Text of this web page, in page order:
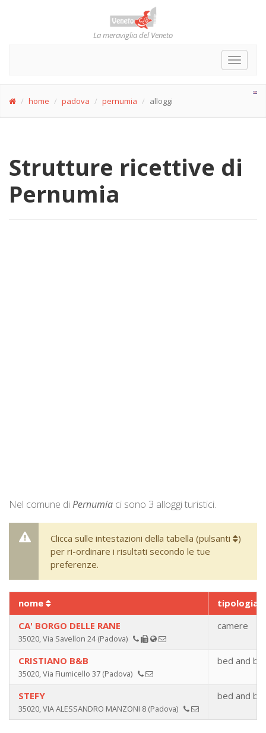
La meraviglia del Veneto
Toggle
home padova pernumia alloggi
Strutture ricettive di
Pernumia
Nel comune diPernumia ci sono 3 alloggi turistici.
Clicca sulle intestazioni della tabella (pulsanti
)
per ri-ordinare i risultati secondo le tue
preferenze.
nome
tipologia
CA' BORGO DELLE RANE
35020, Via Savellon 24 (Padova)
camere
CRISTIANO B&B
35020, Via Fiumicello 37 (Padova)
bed and
STEFY
35020, VIA ALESSANDRO MANZONI 8 (Padova)
bed and